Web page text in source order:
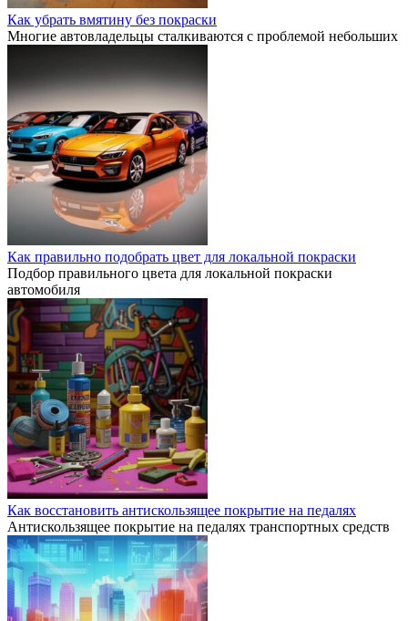
Как убрать вмятину без покраски
Многие автовладельцы сталкиваются с проблемой небольших
Как правильно подобрать цвет для локальной покраски
Подбор правильного цвета для локальной покраски
автомобиля
Как восстановить антискользящее покрытие на педалях
Антискользящее покрытие на педалях транспортных средств